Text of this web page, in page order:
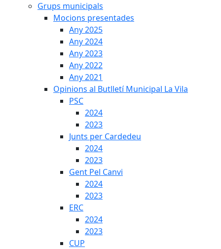
Grups municipals
Mocions presentades
Any 2025
Any 2024
Any 2023
Any 2022
Any 2021
Opinions al Butlletí Municipal La Vila
PSC
2024
2023
Junts per Cardedeu
2024
2023
Gent Pel Canvi
2024
2023
ERC
2024
2023
CUP